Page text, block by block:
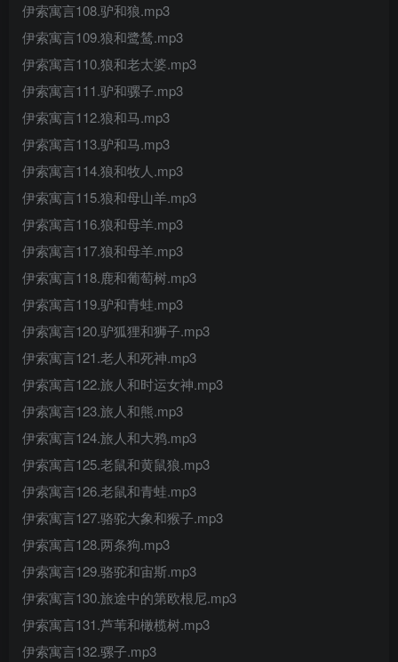
伊索寓言108.驴和狼.mp3
伊索寓言109.狼和鹭鸶.mp3
伊索寓言110.狼和老太婆.mp3
伊索寓言111.驴和骡子.mp3
伊索寓言112.狼和马.mp3
伊索寓言113.驴和马.mp3
伊索寓言114.狼和牧人.mp3
伊索寓言115.狼和母山羊.mp3
伊索寓言116.狼和母羊.mp3
伊索寓言117.狼和母羊.mp3
伊索寓言118.鹿和葡萄树.mp3
伊索寓言119.驴和青蛙.mp3
伊索寓言120.驴狐狸和狮子.mp3
伊索寓言121.老人和死神.mp3
伊索寓言122.旅人和时运女神.mp3
伊索寓言123.旅人和熊.mp3
伊索寓言124.旅人和大鸦.mp3
伊索寓言125.老鼠和黄鼠狼.mp3
伊索寓言126.老鼠和青蛙.mp3
伊索寓言127.骆驼大象和猴子.mp3
伊索寓言128.两条狗.mp3
伊索寓言129.骆驼和宙斯.mp3
伊索寓言130.旅途中的第欧根尼.mp3
伊索寓言131.芦苇和橄榄树.mp3
伊索寓言132.骡子.mp3